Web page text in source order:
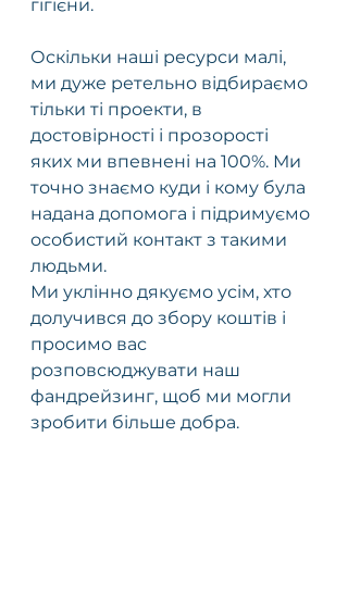
гігієни.
Оскільки наші ресурси малі,
ми дуже ретельно відбираємо
тільки ті проекти, в
достовірності і прозорості
яких ми впевнені на 100%. Ми
точно знаємо куди і кому була
надана допомога і підримуємо
особистий контакт з такими
людьми.
Ми уклінно дякуємо усім, хто
долучився до збору коштів і
просимо вас
розповсюджувати наш
фандрейзинг, щоб ми могли
зробити більше добра.